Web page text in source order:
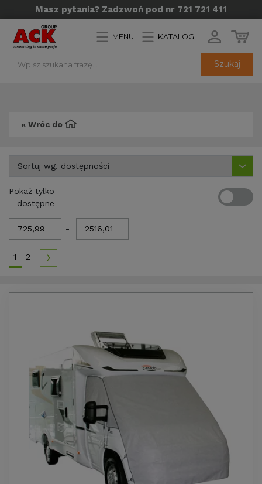
Masz pytania? Zadzwoń pod nr 721 721 411
Szukaj
MENU KATALOGI
« Wróc do
Pokaż tylko
dostępne
-
1 2